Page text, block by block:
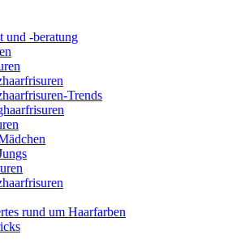
und -beratung
Trends
rund um Haarfarben